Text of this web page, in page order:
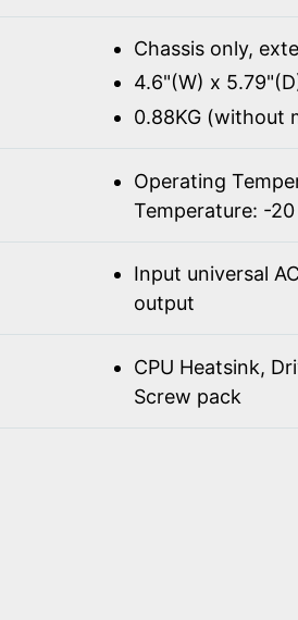
Chassis only,
4.6"(W) x
0.88KG (without
Operating
Temperature: -
Input universal
output
CPU Heatsink,
Screw pack